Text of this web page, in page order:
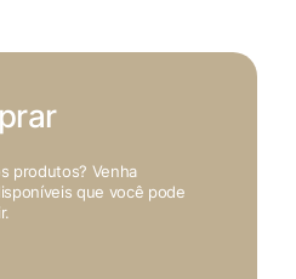
produtos? Venha
que você pode